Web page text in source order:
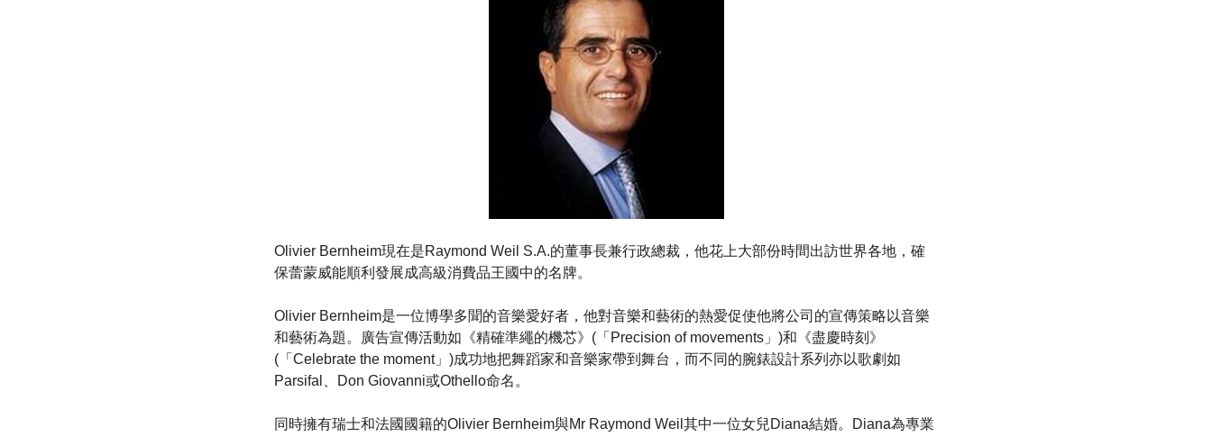
Olivier Bernheim現在是Raymond Weil S.A.的董事長兼行政總裁，他花上大部份時間出訪世界各地，確
保蕾蒙威能順利發展成高級消費品王國中的名牌。
Olivier Bernheim是一位博學多聞的音樂愛好者，他對音樂和藝術的熱愛促使他將公司的宣傳策略以音樂
和藝術為題。廣告宣傳活動如《精確準繩的機芯》(「Precision of movements」)和《盡慶時刻》
(「Celebrate the moment」)成功地把舞蹈家和音樂家帶到舞台，而不同的腕錶設計系列亦以歌劇如
Parsifal、Don Giovanni或Othello命名。
同時擁有瑞士和法國國籍的Olivier Bernheim與Mr Raymond Weil其中一位女兒Diana結婚。Diana為專業